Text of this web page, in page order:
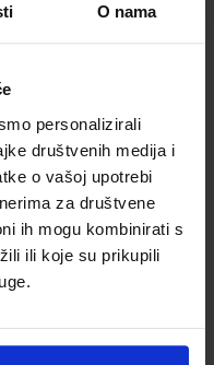
O nama
personalizirali
društvenih medija i
o vašoj upotrebi
za društvene
ih mogu kombinirati s
ili koje su prikupili
Križman Roškar
5,55 €
materijali iz